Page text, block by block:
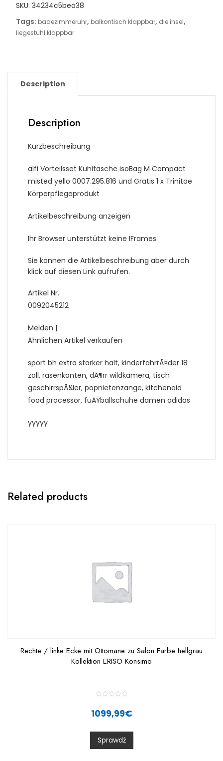
SKU: 34234c5bea38
Tags: badezimmeruhr, balkontisch klappbar, die insel,
liegestuhl klappbar
Description
Description
Kurzbeschreibung
alfi Vorteilsset Kühltasche isoBag M Compact
misted yello 0007.295.816 und Gratis 1 x Trinitae
Körperpflegeprodukt
Artikelbeschreibung anzeigen
Ihr Browser unterstützt keine IFrames.
Sie können die Artikelbeschreibung aber durch
klick auf diesen Link aufrufen.
Artikel Nr.:
0092045212
Melden |
Ähnlichen Artikel verkaufen
sport bh extra starker halt, kinderfahrrÃ¤der 18
zoll, rasenkanten, dÃ¶rr wildkamera, tisch
geschirrspÃ¼ler, popnietenzange, kitchenaid
food processor, fuÃŸballschuhe damen adidas
yyyyy
Related products
Rechte / linke Ecke mit Ottomane zu Salon Farbe hellgrau
Kollektion ERISO Konsimo
t
0
o
t
1099,99€
Sprawdź